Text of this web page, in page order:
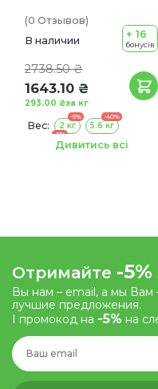
(0 Отзывов)
В наличии
2738.50 ₴
1643.10 ₴
за кг
293.00 ₴
+ 16
бонусів
Вес:
-5%
2 кг
-40%
5.6 кг
-5%
12.2 кгДивитись всі
Отримайте -5%
Вы нам – email, а мы Вам
лучшие предложения.
І промокод на -5% на